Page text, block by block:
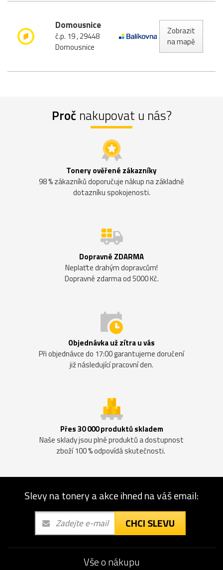
Domousnice
č.p. 19 , 29448
Domousnice
Zobrazit
na mapě
Proč nakupovat u nás?
Tonery ověřené zákazníky
98 % zákazníků doporučuje nákup na základně
dotazníku spokojenosti.
Dopravné ZDARMA
Neplaťte drahým dopravcům!
Dopravné zdarma od 5000 Kč.
Objednávka už zítra u vás
Při objednávce do 17:00 garantujeme doručení
již následující pracovní den.
Přes 30 000 produktů skladem
Naše sklady jsou plné produktů a dostupnost
zboží 100 % odpovídá skutečnosti.
Slevy na tonery a akce ihned na váš email:
CHCI SLEVU
Vše o nákupu